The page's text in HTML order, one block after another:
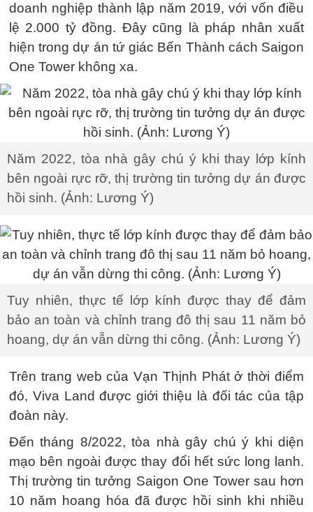
doanh nghiệp thành lập năm 2019, với vốn điều
lệ 2.000 tỷ đồng. Đây cũng là pháp nhân xuất
hiện trong dự án tứ giác Bến Thành cách Saigon
One Tower không xa.
Năm 2022, tòa nhà gây chú ý khi thay lớp kính
bên ngoài rực rỡ, thị trường tin tưởng dự án được
hồi sinh. (Ảnh: Lương Ý)
Tuy nhiên, thực tế lớp kính được thay để đảm
bảo an toàn và chỉnh trang đô thị sau 11 năm bỏ
hoang, dự án vẫn dừng thi công. (Ảnh: Lương Ý)
Trên trang web của Vạn Thịnh Phát ở thời điểm
đó, Viva Land được giới thiệu là đối tác của tập
đoàn này.
Đến tháng 8/2022, tòa nhà gây chú ý khi diện
mạo bên ngoài được thay đổi hết sức long lanh.
Thị trường tin tưởng Saigon One Tower sau hơn
10 năm hoang hóa đã được hồi sinh khi nhiều